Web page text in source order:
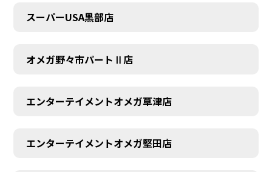
スーパーUSA黒部店
オメガ野々市パートⅡ店
エンターテイメントオメガ草津店
エンターテイメントオメガ堅田店